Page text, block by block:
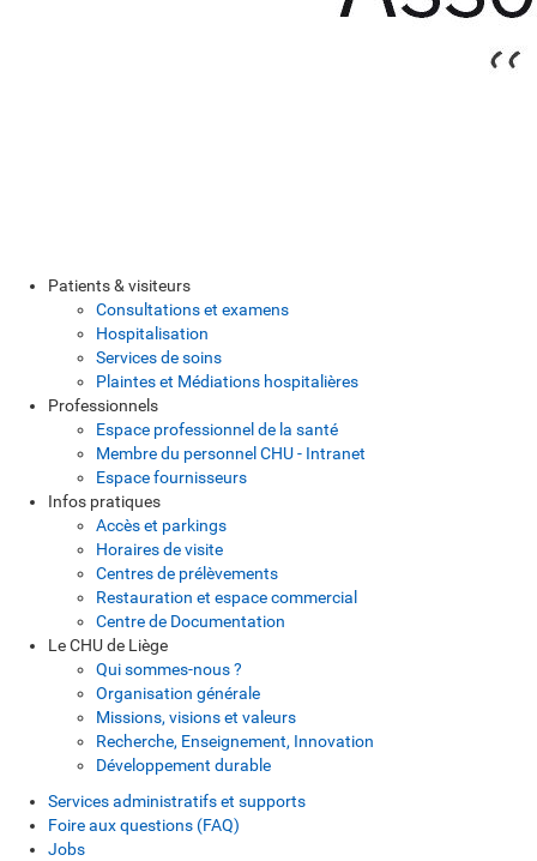
Patients & visiteurs
Consultations et examens
Hospitalisation
Services de soins
Plaintes et Médiations hospitalières
Professionnels
Espace professionnel de la santé
Membre du personnel CHU - Intranet
Espace fournisseurs
Infos pratiques
Accès et parkings
Horaires de visite
Centres de prélèvements
Restauration et espace commercial
Centre de Documentation
Le CHU de Liège
Qui sommes-nous ?
Organisation générale
Missions, visions et valeurs
Recherche, Enseignement, Innovation
Développement durable
Services administratifs et supports
Foire aux questions (FAQ)
Jobs